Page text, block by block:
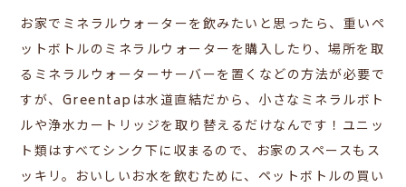
お家でミネラルウォーターを飲みたいと思ったら、重いペ
ットボトルのミネラルウォーターを購入したり、場所を取
るミネラルウォーターサーバーを置くなどの方法が必要で
すが、Greentapは水道直結だから、小さなミネラルボト
ルや浄水カートリッジを取り替えるだけなんです！ユニッ
ト類はすべてシンク下に収まるので、お家のスペースもス
ッキリ。おいしいお水を飲むために、ペットボトルの買い